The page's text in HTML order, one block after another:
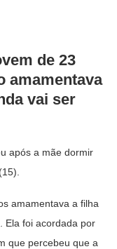
de 23
amamentava
vai ser
após a mãe dormir
amamentava a filha
Ela foi acordada por
que percebeu que a